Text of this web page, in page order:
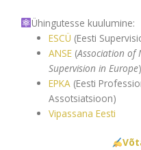
Ühingutesse kuulumine:
ESCÜ (Eesti
ANSE (Association of
Supervision in Europe)
EPKA (Eesti
Assotsiatsioon)
Vipassana Eesti